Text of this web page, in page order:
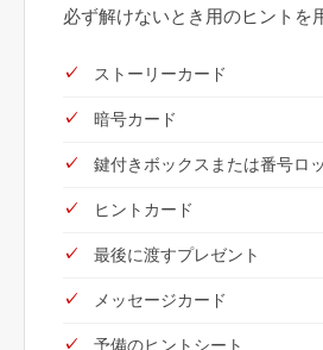
必ず解けないとき用のヒントを
ストーリーカード
暗号カード
鍵付きボックスまたは番号ロ
ヒントカード
最後に渡すプレゼント
メッセージカード
予備のヒントシート